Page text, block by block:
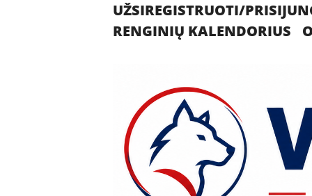
UŽSIREGISTRUOTI/
RENGINIŲ KALENDORIUS